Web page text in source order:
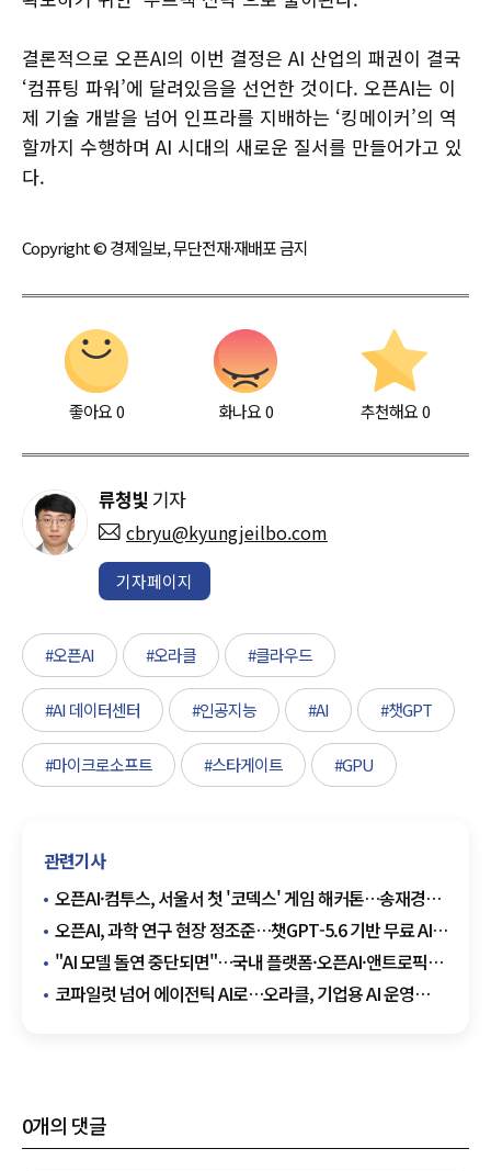
결론적으로 오픈AI의 이번 결정은 AI 산업의 패권이 결국
‘컴퓨팅 파워’에 달려있음을 선언한 것이다. 오픈AI는 이
제 기술 개발을 넘어 인프라를 지배하는 ‘킹메이커’의 역
할까지 수행하며 AI 시대의 새로운 질서를 만들어가고 있
다.
Copyright © 경제일보, 무단전재·재배포 금지
좋아요0 화나요0 추천해요 0
류청빛 기자
cbryu@kyungjeilbo.com
기자페이지
#오픈AI #오라클 #클라우드
#AI 데이터센터 #인공지능 #AI #챗GPT
#마이크로소프트 #스타게이트 #GPU
관련기사
오픈AI·컴투스, 서울서 첫 '코덱스' 게임 해커톤…송재경
참여
오픈AI, 과학 연구 현장 정조준…챗GPT-5.6 기반 무료 AI
지원 확대
"AI 모델 돌연 중단되면"…국내 플랫폼·오픈AI·앤트로픽
책임 기준
코파일럿 넘어 에이전틱 AI로…오라클, 기업용 AI 운영
0개의 댓글